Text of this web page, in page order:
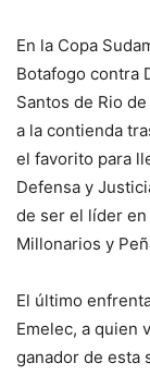
En la Copa
Botafogo contra
Santos de Rio
a la contienda
el favorito para
Defensa y
de ser el líder
Millonarios y
El último
Emelec, a quien
ganador de esta